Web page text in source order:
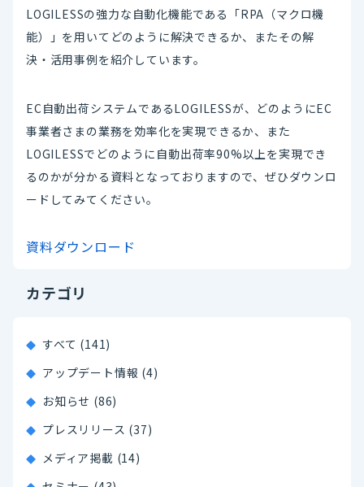
LOGILESSの強力な自動化機能である「RPA（マクロ機
能）」を用いてどのように解決できるか、またその解
決・活用事例を紹介しています。
EC自動出荷システムであるLOGILESSが、どのようにEC
事業者さまの業務を効率化を実現できるか、また
LOGILESSでどのように自動出荷率90%以上を実現でき
るのかが分かる資料となっておりますので、ぜひダウンロ
ードしてみてください。
資料ダウンロード
カテゴリ
すべて (141)
アップデート情報 (4)
お知らせ (86)
プレスリリース (37)
メディア掲載 (14)